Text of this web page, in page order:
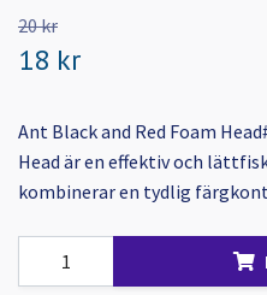
20 kr
18 kr
Ant Black and Red Foam
Head är en effektiv och
kombinerar en tydlig